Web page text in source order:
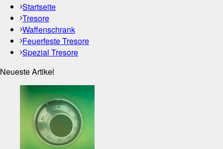
Startseite
Tresore
Waffenschrank
Feuerfeste Tresore
Spezial Tresore
Neueste Artikel